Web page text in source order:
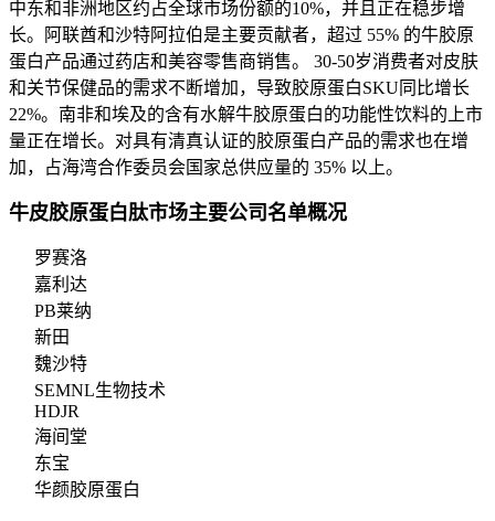
中东和非洲地区约占全球市场份额的10%，并且正在稳步增
长。阿联酋和沙特阿拉伯是主要贡献者，超过 55% 的牛胶原
蛋白产品通过药店和美容零售商销售。 30-50岁消费者对皮肤
和关节保健品的需求不断增加，导致胶原蛋白SKU同比增长
22%。南非和埃及的含有水解牛胶原蛋白的功能性饮料的上市
量正在增长。对具有清真认证的胶原蛋白产品的需求也在增
加，占海湾合作委员会国家总供应量的 35% 以上。
牛皮胶原蛋白肽市场主要公司名单概况
罗赛洛
嘉利达
PB莱纳
新田
魏沙特
SEMNL生物技术
HDJR
海间堂
东宝
华颜胶原蛋白